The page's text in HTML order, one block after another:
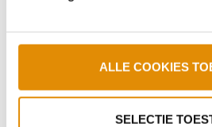
ALLE COOKIES
SELECTIE
Toegespitst SoVa-training